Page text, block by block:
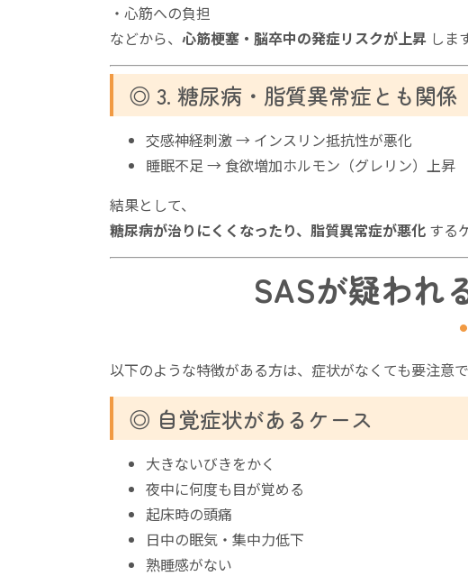
・心筋への負担
などから、 心筋梗塞・脳卒中の発症リスクが上昇 しま
◎ 3. 糖尿病・脂質異常症とも関係
交感神経刺激 → インスリン抵抗性が悪化
睡眠不足 → 食欲増加ホルモン（グレリン）上昇
結果として、
糖尿病が治りにくくなったり、脂質異常症が悪化 する
SASが疑われ
以下のような特徴がある方は、症状がなくても要注意で
◎ 自覚症状があるケース
大きないびきをかく
夜中に何度も目が覚める
起床時の頭痛
日中の眠気・集中力低下
熟睡感がない